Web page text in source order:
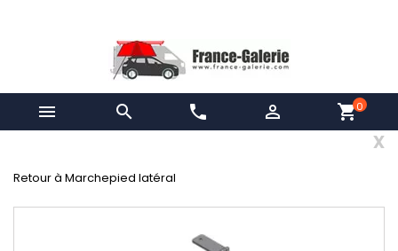
  phone  shopping_cart0
x
Retour à Marchepied latéral